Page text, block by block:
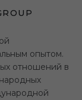
опытом.
отношений в